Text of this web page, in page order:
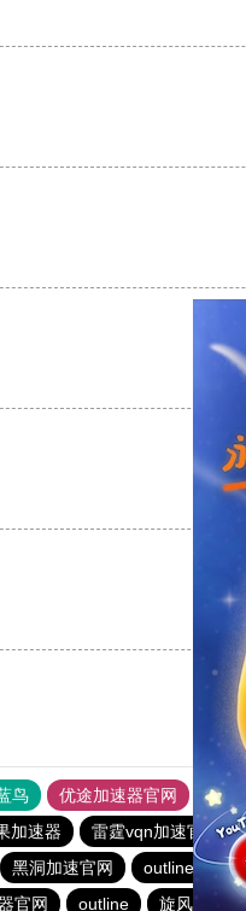
鸟 优途加速器官网 风驰
加速器 雷霆vqn加速官网
黑洞加速官网 outline 永
官网 outline 旋风加速